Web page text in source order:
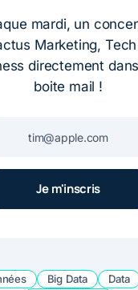
mardi, un
Marketing,
directement
boite mail !
Big Data Data